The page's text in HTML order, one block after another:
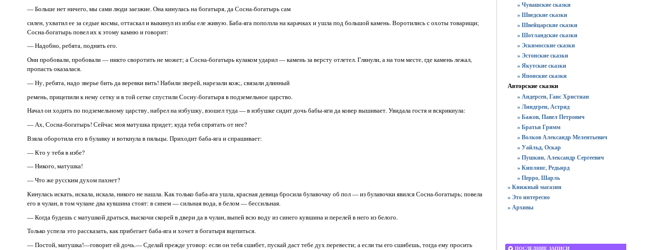
— Больше нет ничего, мы сами люди заезжие. Она кинулась на богатыря, да Сосна-богатырь сам
силен, ухватил ее за седые космы, оттаскал и выкинул из избы еле живую. Баба-яга поползла на карачках и ушла под большой камень. Воротились с охоты товарищи;
Сосна-богатырь повел их к этому камню и говорит:
— Надобно, ребята, поднять его.
Они пробовали, пробовали — никто своротить не может; а Сосна-богатырь кулаком ударил — камень за версту отлетел. Глянули, а на том месте, где камень лежал,
пропасть оказалася.
— Ну, ребята, надо зверье бить да веревки вить! Набили зверей, нарезали кож;, связали длинный
ремень, прицепили к нему сетку и в той сетке спустили Сосну-богатыря в подземельное царство.
Начал он ходить по подземельному царству, набрел на избушку, взошел туда — в избушке сидит дочь бабы-яги да ковер вышивает. Увидала гостя и вскрикнула:
— Ах, Сосна-богатырь! Сейчас моя матушка придет; куда тебя спрятать от нее?
Взяла оборотила его в булавку и воткнула в пяльцы. Приходит баба-яга и спрашивает:
— Кто у тебя в избе?
— Никого, матушка!
— Что же русским духом пахнет?
Кинулась искать, искала, искала, никого не нашла. Как только баба-яга ушла, красная девица бросила булавочку об пол — из булавочки явился Сосна-богатырь; повела
его в чулан, в том чулане два кувшина стоят: в синем — сильная вода, в белом — бессильная.
— Когда будешь с матушкой драться, выскочи скорей в двери да в чулан, выпей всю воду из синего кувшина и перелей в него из белого.
Только успела это рассказать, как прибегает баба-яга и хочет в богатыря вцепиться.
— Постой, матушка!—говорит ей дочь.— Сделай прежде уговор: если он тебя сшибет, пускай даст тебе дух перевести; а если ты его сшибешь, тогда ему просить
» Чувашские сказки
» Шведские сказки
» Швейцарские сказки
» Шотландские сказки
» Эскимосские сказки
» Эстонские сказки
» Якутские сказки
» Японские сказки
Авторские сказки
» Андерсен, Ганс Христиан
» Линдгрен, Астрид
» Бажов, Павел Петрович
» Братья Гримм
» Волков Александр Мелентьевич
» Уайльд, Оскар
» Пушкин, Александр Сергеевич
» Киплинг, Редьярд
» Перро, Шарль
» Книжный магазин
» Это интересно
» Архивы
ПОСЛЕДНИЕ ЗАПИСИ